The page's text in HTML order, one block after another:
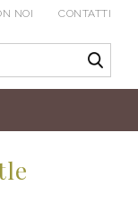
NOI CONTATTI